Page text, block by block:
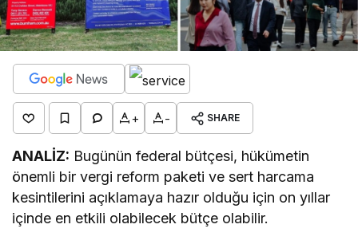
+ - SHARE
ANALİZ: Bugünün federal bütçesi, hükümetin
önemli bir vergi reform paketi ve sert harcama
kesintilerini açıklamaya hazır olduğu için on yıllar
içinde en etkili olabilecek bütçe olabilir.